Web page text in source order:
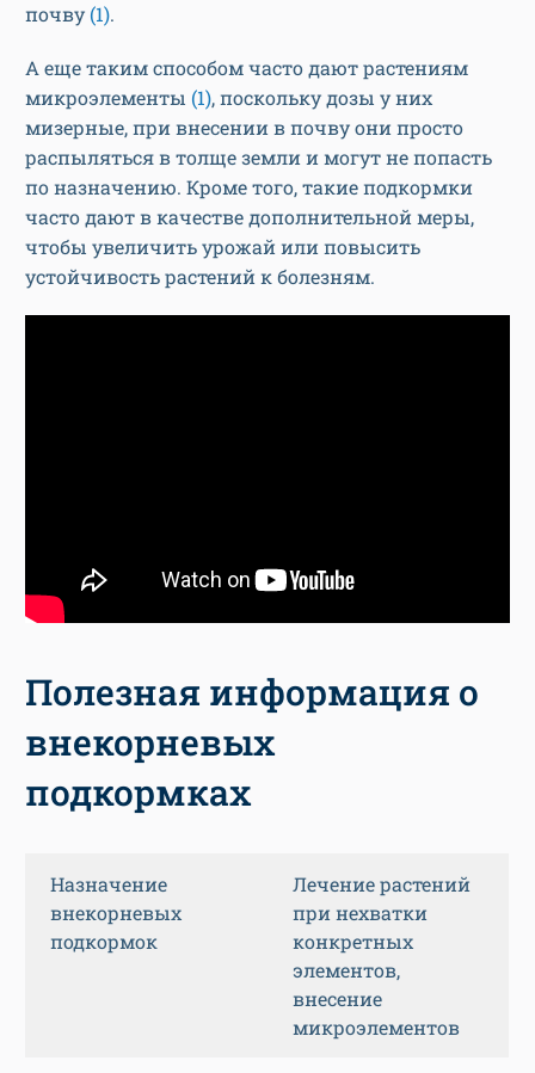
почву (1).
А еще таким способом часто дают растениям
микроэлементы (1), поскольку дозы у них
мизерные, при внесении в почву они просто
распыляться в толще земли и могут не попасть
по назначению. Кроме того, такие подкормки
часто дают в качестве дополнительной меры,
чтобы увеличить урожай или повысить
устойчивость растений к болезням.
Полезная информация о
внекорневых
подкормках
Назначение
внекорневых
подкормок
Лечение растений
при нехватки
конкретных
элементов,
внесение
микроэлементов